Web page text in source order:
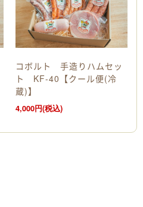
コボルト 手造りハムセッ
ト KF-40【クール便(冷
蔵)】
4,000円(税込)